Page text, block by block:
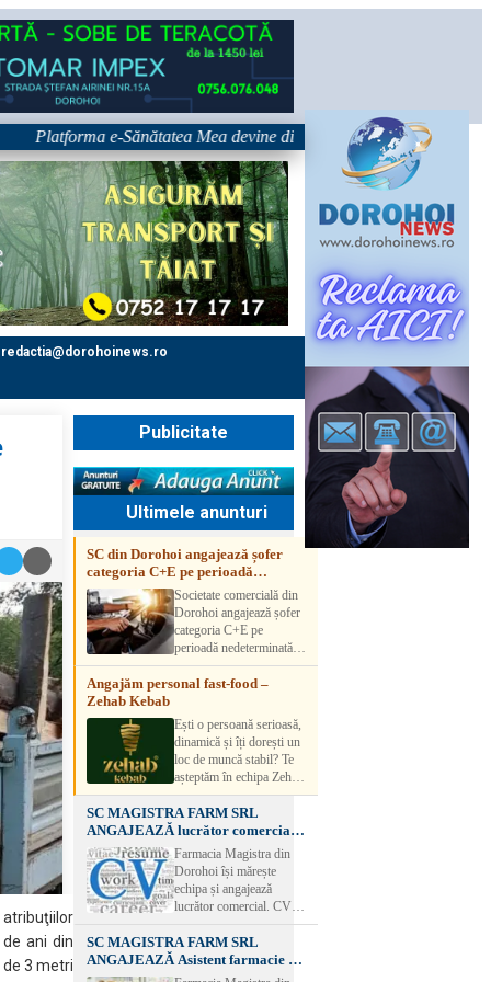
Platforma e-Sănătatea Mea devine disponibilă pe 1 septembrie:
redactia@dorohoinews.ro
atribuţiilor
ani din
3 metri
Publicitate
Ultimele anunturi
SC din Dorohoi angajează șofer
categoria C+E pe perioadă
nedeterminatăSocietate comercială din
Dorohoi angajează șofer
categoria C+E pe
perioadă nedeterminată.
Candidatul trebuie să
aibă experiență și atestat
detalii, vă rog să sunați la
numărul de telefon.
Angajăm personal fast-food –
Zehab Kebab
Ești o persoană serioasă,
dinamică și îți dorești un
loc de muncă stabil? Te
așteptăm în echipa Zehab
Kebab! Posturi
disponibile: -
SHAORMAR AJUTOR
BUCATAR 2/posturi -
LUCRATOR
COMERCIAL
VANZATOR /2 posturi
muncă Program flexibil
Salariu motivant, în
funcție de experienț
SC MAGISTRA FARM SRL
ANGAJEAZĂ lucrător comercial –
DOROHOI
Farmacia Magistra din
Dorohoi își mărește
echipa și angajează
lucrător comercial. CV-
urile se pot depune: * la
sediul Farmaciei
Magistra – Bulevardul
Victoriei nr. 23, Dorohoi
SC MAGISTRA FARM SRL
ANGAJEAZĂ Asistent farmacie –
DOROHOI